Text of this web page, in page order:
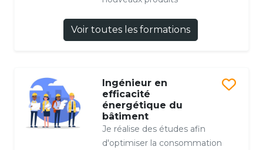
Voir toutes les formations
Ingénieur en
efficacité
énergétique du
bâtiment
Je réalise des études afin
d'optimiser la consommation